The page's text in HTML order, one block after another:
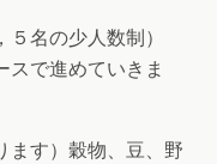
名の少人数制）
スで進めていきま
ます）穀物、豆、野